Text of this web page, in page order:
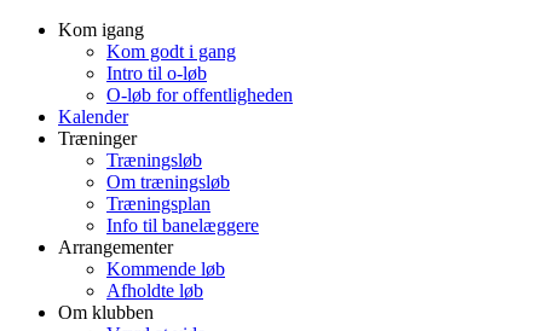
Kom igang
Kom godt i gang
Intro til o-løb
O-løb for offentligheden
Kalender
Træninger
Træningsløb
Om træningsløb
Træningsplan
Info til banelæggere
Arrangementer
Kommende løb
Afholdte løb
Om klubben